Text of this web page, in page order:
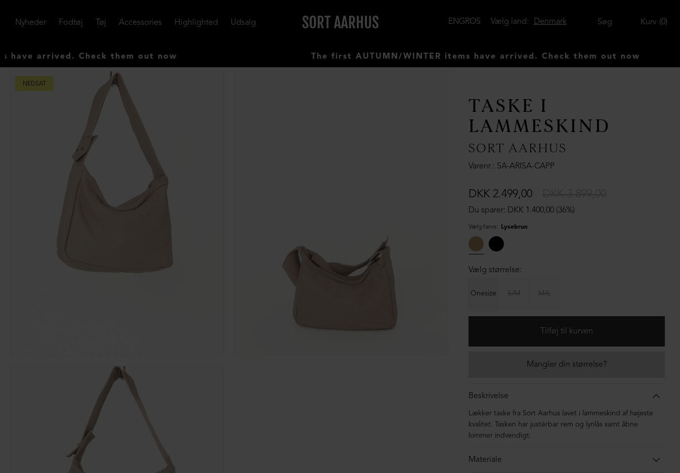
Nyheder Fodtøj Tøj Accessories Highlighted Udsalg Kurv 0
Søg
Denmark
Vælg land:
ENGROS
arrived. Check them out now The first AUTUMN/WINTER items have arrived. Check them out now
NEDSAT
TASKE I
LAMMESKIND
SORT AARHUS
Varenr. SA-ARISA-CAPP
Du sparer: DKK 1.400,00 (36%)
DKK 2.499,00
Vælg farve: Lysebrun
Vælg størrelse:
Onesize S/M M/L
Mangler din størrelse?
Beskrivelse
Lækker taske fra Sort Aarhus lavet i lammeskind af højeste
kvalitet. Tasken har justérbar rem og lynlås samt åbne
lommer indvendigt.
Materiale